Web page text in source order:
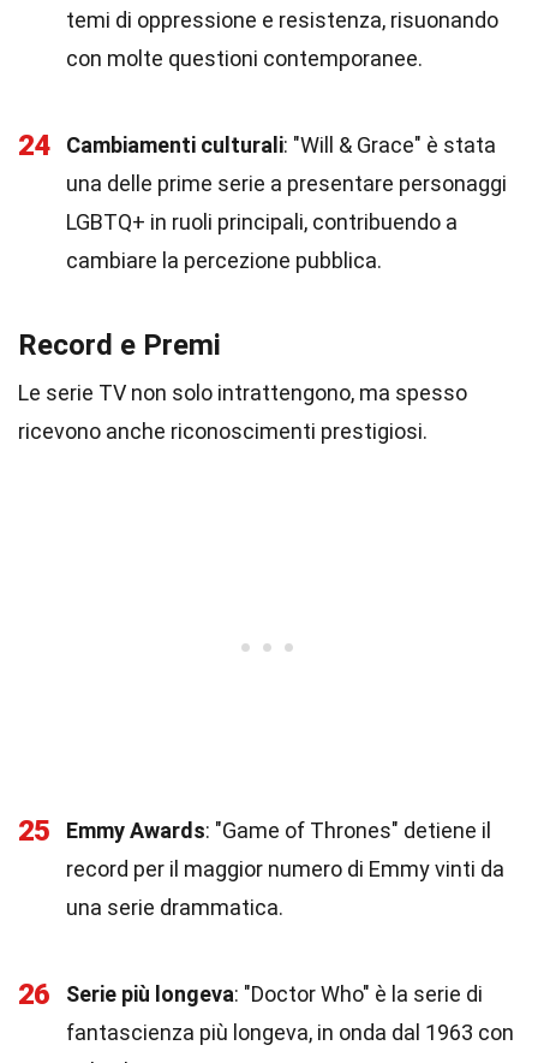
temi di oppressione e resistenza, risuonando
con molte questioni contemporanee.
24 Cambiamenti culturali: "Will & Grace" è stata
una delle prime serie a presentare personaggi
LGBTQ+ in ruoli principali, contribuendo a
cambiare la percezione pubblica.
Record e Premi
Le serie TV non solo intrattengono, ma spesso
ricevono anche riconoscimenti prestigiosi.
25 Emmy Awards: "Game of Thrones" detiene il
record per il maggior numero di Emmy vinti da
una serie drammatica.
26 Serie più longeva: "Doctor Who" è la serie di
fantascienza più longeva, in onda dal 1963 con